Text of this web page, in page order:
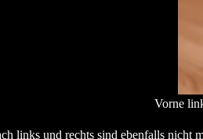
Vorne
links und rechts sind ebenfalls nicht